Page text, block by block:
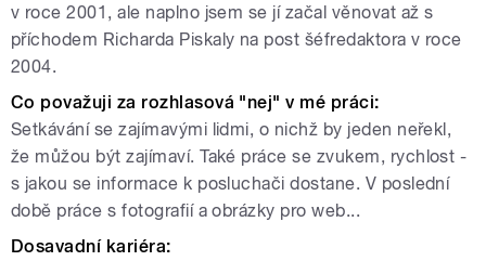
v roce 2001, ale naplno jsem se jí začal věnovat až s
příchodem Richarda Piskaly na post šéfredaktora v roce
2004.
Co považuji za rozhlasová "nej" v mé práci:
Setkávání se zajímavými lidmi, o nichž by jeden neřekl,
že můžou být zajímaví. Také práce se zvukem, rychlost -
s jakou se informace k posluchači dostane. V poslední
době práce s fotografií a obrázky pro web...
Dosavadní kariéra: